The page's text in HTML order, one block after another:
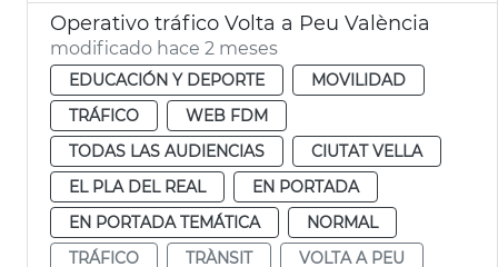
Operativo tráfico Volta a Peu València
modificado hace 2 meses
EDUCACIÓN Y DEPORTE
MOVILIDAD
TRÁFICO
WEB FDM
TODAS LAS AUDIENCIAS
CIUTAT VELLA
EL PLA DEL REAL
EN PORTADA
EN PORTADA TEMÁTICA
NORMAL
TRÁFICO
TRÀNSIT VOLTA A PEU